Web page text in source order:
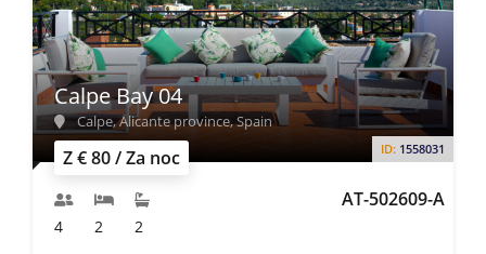
Z € 80 / Za noc ID: 1558031
AT-502609-A
Calpe Bay 04
Calpe, Alicante province, Spain
4 2 2